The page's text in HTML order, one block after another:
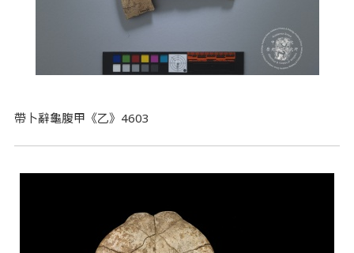
帶卜辭龜腹甲《乙》4603